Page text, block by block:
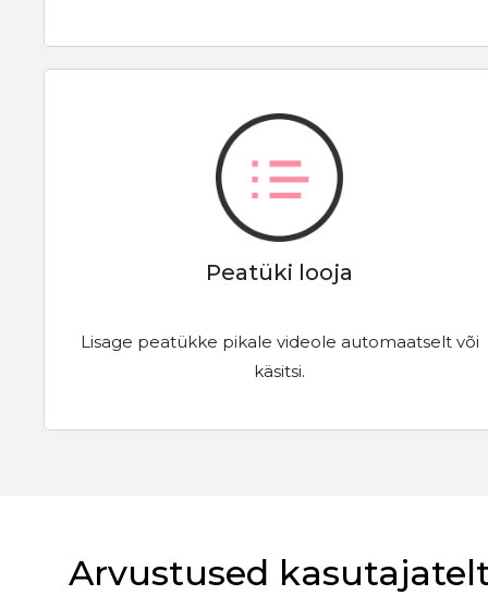
Peatüki looja
Lisage peatükke pikale videole automaatselt või
käsitsi.
Arvustused